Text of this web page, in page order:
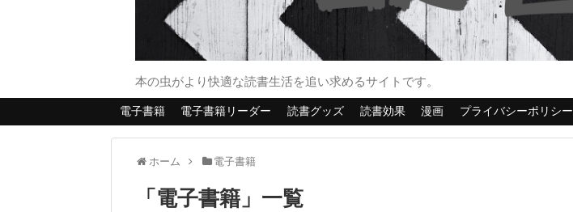
本の虫がより快適な読書生活を追い求めるサイトです。
電子書籍 電子書籍リーダー 読書グッズ 読書効果 漫画 プライバシーポリシー
ホーム 電子書籍
「 電子書籍 」 一覧